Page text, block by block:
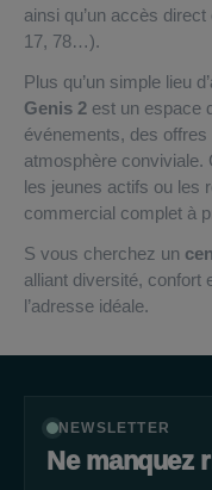
ainsi qu’un accès
17, 78…).
Plus qu’un simple lieu
Genis 2 est un espace
événements, des
atmosphère conviviale.
les jeunes actifs ou les
commercial complet à
S vous cherchez un
alliant diversité, confort
l’adresse idéale.
NEWSLETTER
Ne manquez